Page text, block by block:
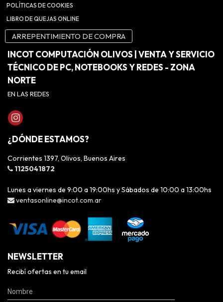
POLÍTICAS DE COOKIES
LIBRO DE QUEJAS ONLINE
ARREPENTIMIENTO DE COMPRA
INCOT COMPUTACIÓN OLIVOS | VENTA Y SERVICIO
TÉCNICO DE PC, NOTEBOOKS Y REDES - ZONA
NORTE
EN LAS REDES
¿DÓNDE ESTAMOS?
Corrientes 1397, Olivos, Buenos Aires
1125041872
Lunes a viernes de 9:00 a 19:00hs y Sábados de 10:00 a 13:00hs
ventasonline@incot.com.ar
NEWSLETTER
Recibí ofertas en tu email